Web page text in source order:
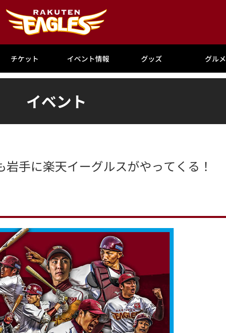
チケット イベント情報 グッズ グルメ
イベント
岩手に楽天イーグルスがやってくる！